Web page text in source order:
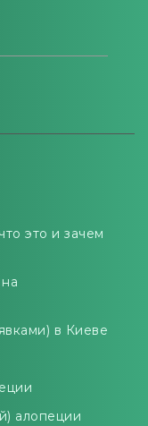
это и зачем
в Киеве
алопеции